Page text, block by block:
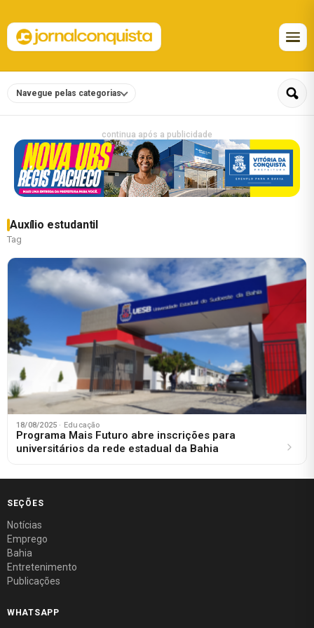
Navegue pelas categorias
continua após a publicidade
Auxílio estudantil
Tag
18/08/2025 · Educação
Programa Mais Futuro abre inscrições para
universitários da rede estadual da Bahia
SEÇÕES
Notícias
Emprego
Bahia
Entretenimento
Publicações
WHATSAPP